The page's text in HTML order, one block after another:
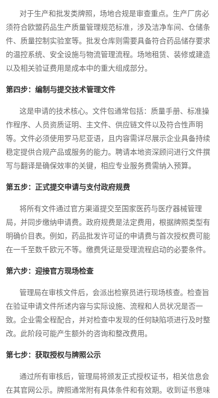
对于生产和批发类牌照，场地合规是审查重点。生产厂房必
须符合欧盟药品生产质量管理规范标准，涉及洁净车间、仓储条
件、质量控制实验室等。批发仓库则需要具备符合药品储存要求
的温控系统、安全设施与物流管理流程。场地租赁、装修或建造
以及相关验证费用是成本中的重大组成部分。
第四步：编制与提交技术管理文件
这是申请的技术核心。文件包通常包括：质量手册、标准操
作程序、人员资质证明、主文件、供应链文件以及符合性声明
等。文件必须使用罗马尼亚语，且内容需详尽展示企业具备持续
稳定提供合规产品或服务的能力。聘请本地资深顾问进行文件撰
写与翻译是确保效率的关键，相应专业服务费需纳入预算。
第五步：正式提交申请与支付政府规费
将所有文件通过官方渠道提交至国家医药与医疗器械管理
局，并同步缴纳申请费。政府规费是法定费用，根据牌照类型有
明确价目表。例如，药品批发许可证的申请费与首次授权费可能
在一千至数千欧元不等。缴费凭证是受理流程启动的必要条件。
第六步：迎接官方现场检查
管理局在审核文件后，会派出检察员进行现场核查。检查旨
在验证申请文件所述内容与实际设施、流程和人员状况是否一
致。企业需全程配合，并对检查中发现的任何缺陷项进行及时整
改。此阶段可能产生额外的咨询和整改费用。
第七步：获取授权与牌照公示
通过所有审核后，管理局将颁发正式授权证书，相关信息会
在其官网公示。牌照通常附有具体条件和有效期。收到证书意味